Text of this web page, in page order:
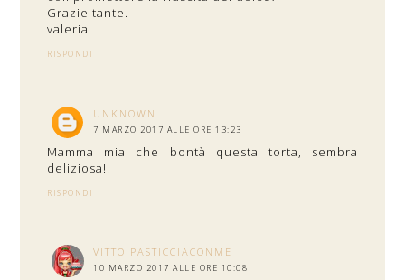
Grazie tante.
valeria
RISPONDI
UNKNOWN
7 MARZO 2017 ALLE ORE 13:23
Mamma mia che bontà questa torta, sembra
deliziosa!!
RISPONDI
VITTO PASTICCIACONME
10 MARZO 2017 ALLE ORE 10:08